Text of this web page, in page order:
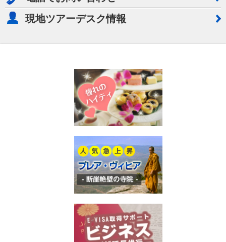
現地ツアーデスク情報